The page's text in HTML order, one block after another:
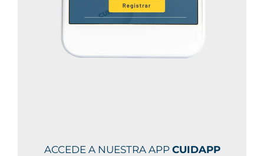
ACCEDE A NUESTRA APP CUIDAPP